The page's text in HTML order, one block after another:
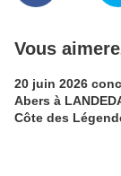
Vous
20 juin 2026
Abers à
Côte des